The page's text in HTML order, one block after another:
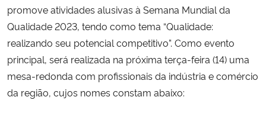
Planalto
promove atividades alusivas à Semana Mundial da
Qualidade 2023, tendo como tema “Qualidade:
realizando seu potencial competitivo”. Como evento
principal, será realizada na próxima terça-feira (14) uma
mesa-redonda com profissionais da indústria e comércio
da região, cujos nomes constam abaixo: